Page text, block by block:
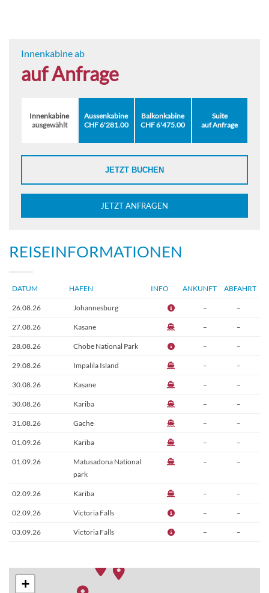
Innenkabine ab
auf Anfrage
Innenkabine
ausgewählt
Aussenkabine
CHF 6'281.00
Balkonkabine
CHF 6'475.00
Suite
auf Anfrage
JETZT BUCHEN
JETZT ANFRAGEN
REISEINFORMATIONEN
DATUM HAFEN INFO ANKUNFT ABFAHRT
26.08.26 Johannesburg – –
27.08.26 Kasane – –
28.08.26 Chobe National Park – –
29.08.26 Impalila Island – –
30.08.26 Kasane – –
30.08.26 Kariba – –
31.08.26 Gache – –
01.09.26 Kariba – –
01.09.26
Matusadona National
park
– –
02.09.26 Kariba – –
02.09.26 Victoria Falls – –
03.09.26 Victoria Falls – –
+